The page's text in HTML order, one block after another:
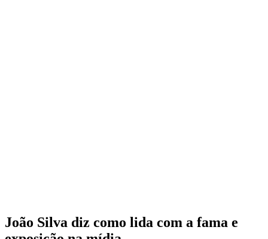
João Silva diz como lida com a fama e